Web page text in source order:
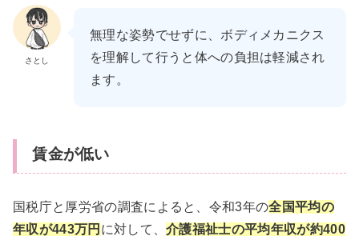
さとし
無理な姿勢でせずに、ボディメカニクス
を理解して行うと体への負担は軽減され
ます。
賃金が低い
国税庁と厚労省の調査によると、令和3年の全国平均の
年収が443万円 に対して、介護福祉士の平均年収が約400